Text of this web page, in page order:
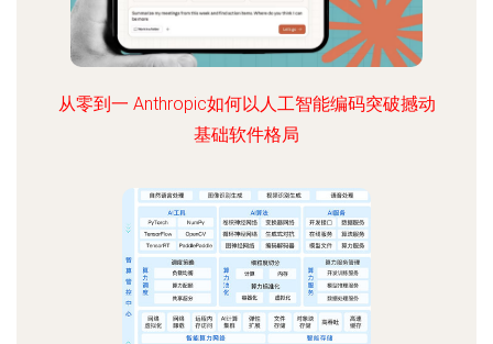
从零到一 Anthropic如何以人工智能编码突破撼动
基础软件格局